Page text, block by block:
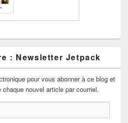
: Newsletter Jetpack
pour vous abonner à ce blog et
nouvel article par courriel.